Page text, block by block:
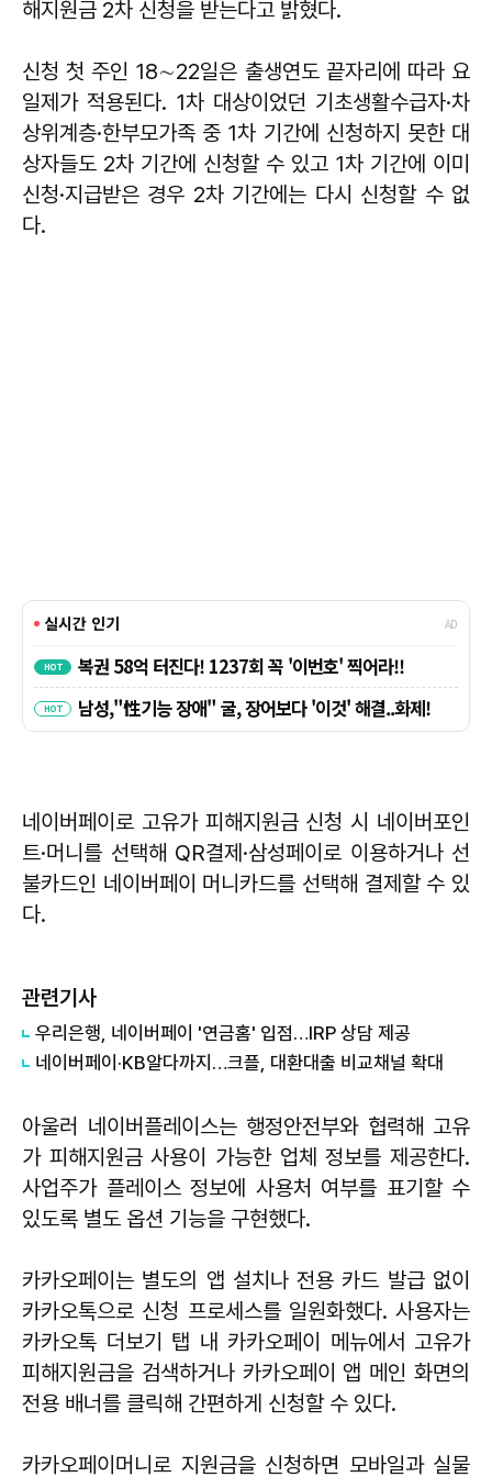
해지원금 2차 신청을 받는다고 밝혔다.
신청 첫 주인 18∼22일은 출생연도 끝자리에 따라 요
일제가 적용된다. 1차 대상이었던 기초생활수급자·차
상위계층·한부모가족 중 1차 기간에 신청하지 못한 대
상자들도 2차 기간에 신청할 수 있고 1차 기간에 이미
신청·지급받은 경우 2차 기간에는 다시 신청할 수 없
다.
네이버페이로 고유가 피해지원금 신청 시 네이버포인
트·머니를 선택해 QR결제·삼성페이로 이용하거나 선
불카드인 네이버페이 머니카드를 선택해 결제할 수 있
다.
관련기사
우리은행, 네이버페이 '연금홈' 입점…IRP 상담 제공
네이버페이·KB알다까지…크플, 대환대출 비교채널 확대
아울러 네이버플레이스는 행정안전부와 협력해 고유
가 피해지원금 사용이 가능한 업체 정보를 제공한다.
사업주가 플레이스 정보에 사용처 여부를 표기할 수
있도록 별도 옵션 기능을 구현했다.
카카오페이는 별도의 앱 설치나 전용 카드 발급 없이
카카오톡으로 신청 프로세스를 일원화했다. 사용자는
카카오톡 더보기 탭 내 카카오페이 메뉴에서 고유가
피해지원금을 검색하거나 카카오페이 앱 메인 화면의
전용 배너를 클릭해 간편하게 신청할 수 있다.
카카오페이머니로 지원금을 신청하면 모바일과 실물